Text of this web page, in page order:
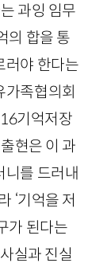
과잉 임무
의 합을 통
러야 한다는
족협의회
16기억저장
현은 이 과
니를 드러내
‘기억을 저
가 된다는
실과 진실